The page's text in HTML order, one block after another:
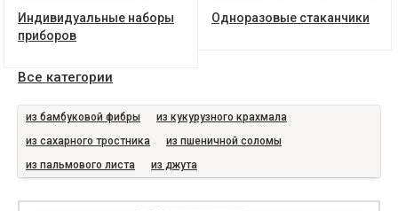
Индивидуальные наборы
приборов
Одноразовые стаканчики
Все категории
из бамбуковой фибры
из кукурузного крахмала
из сахарного тростника
из пшеничной соломы
из пальмового листа
из джута